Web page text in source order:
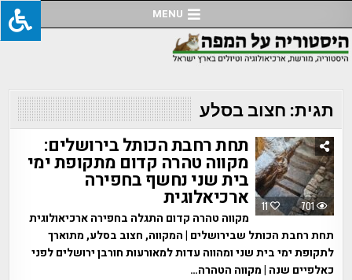
to
content
MENU
תגית: חצוב בסלע
11 701
תחת רחבת הכותל בירושלים:
מקווה טהרה קדום מתקופת ימי
בית שני נחשף בחפירה
ארכיאלוגית
מקווה טהרה קדום התגלה בחפירה ארכיאולוגית
תחת רחבת הכותל שבירושלים | המקווה, חצוב בסלע, מתוארך
לתקופת ימי בית שני ומהווה עדות למאורעות חורבן ירושלים לפני
כאלפיים שנה | מקווה הטהרה…